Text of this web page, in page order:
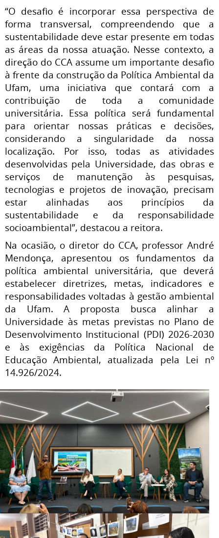
“O desafio é incorporar essa perspectiva de
forma transversal, compreendendo que a
sustentabilidade deve estar presente em todas
as áreas da nossa atuação. Nesse contexto, a
direção do CCA assume um importante desafio
à frente da construção da Política Ambiental da
Ufam, uma iniciativa que contará com a
contribuição de toda a comunidade
universitária. Essa política será fundamental
para orientar nossas práticas e decisões,
considerando a singularidade da nossa
localização. Por isso, todas as atividades
desenvolvidas pela Universidade, das obras e
serviços de manutenção às pesquisas,
tecnologias e projetos de inovação, precisam
estar alinhadas aos princípios da
sustentabilidade e da responsabilidade
socioambiental”, destacou a reitora.
Na ocasião, o diretor do CCA, professor André
Mendonça, apresentou os fundamentos da
política ambiental universitária, que deverá
estabelecer diretrizes, metas, indicadores e
responsabilidades voltadas à gestão ambiental
da Ufam. A proposta busca alinhar a
Universidade às metas previstas no Plano de
Desenvolvimento Institucional (PDI) 2026-2030
e às exigências da Política Nacional de
Educação Ambiental, atualizada pela Lei nº
14.926/2024.